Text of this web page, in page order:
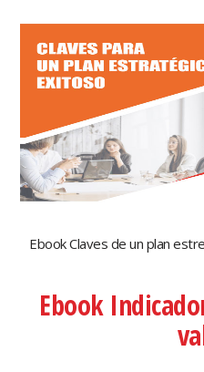
Ebook Claves de un plan
Ebook